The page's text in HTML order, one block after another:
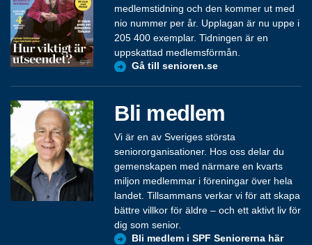
medlemstidning och den kommer ut med
nio nummer per år. Upplagan är nu uppe i
205 400 exemplar. Tidningen är en
uppskattad medlemsförmån.
Gå till senioren.se
Bli medlem
Vi är en av Sveriges största
seniororganisationer. Hos oss delar du
gemenskapen med närmare en kvarts
miljon medlemmar i föreningar över hela
landet. Tillsammans verkar vi för att skapa
bättre villkor för äldre – och ett aktivt liv för
dig som senior.
Bli medlem i SPF Seniorerna här